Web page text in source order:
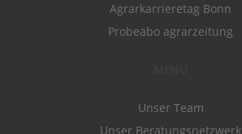
Agrarkarrieretag Bonn
Probeabo agrarzeitung
Unser Team
Unser Beratungsnetzwerk